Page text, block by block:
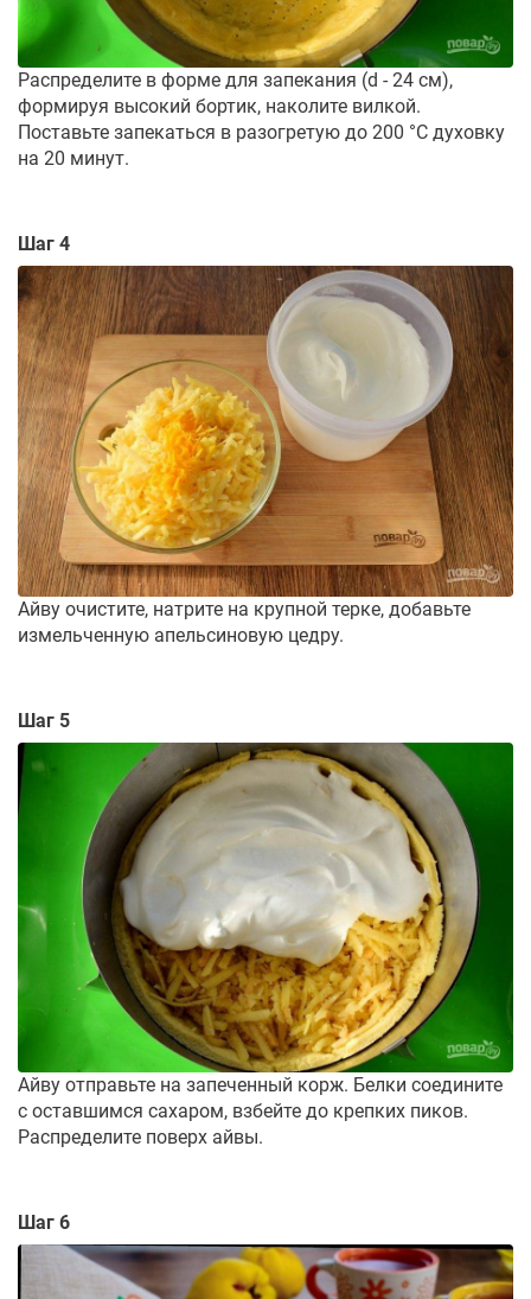
Распределите в форме для запекания (d - 24 cм),
формируя высокий бортик, наколите вилкой.
Поставьте запекаться в разогретую до 200 °С духовку
на 20 минут.
Шаг 4
Айву очистите, натрите на крупной терке, добавьте
измельченную апельсиновую цедру.
Шаг 5
Айву отправьте на запеченный корж. Белки соедините
с оставшимся сахаром, взбейте до крепких пиков.
Распределите поверх айвы.
Шаг 6